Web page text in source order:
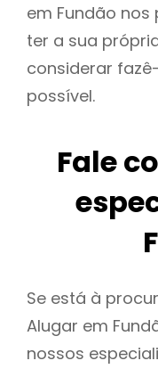
em Fundão nos
ter a sua
considerar
possível.
Fale
Se está à
Alugar em
nossos